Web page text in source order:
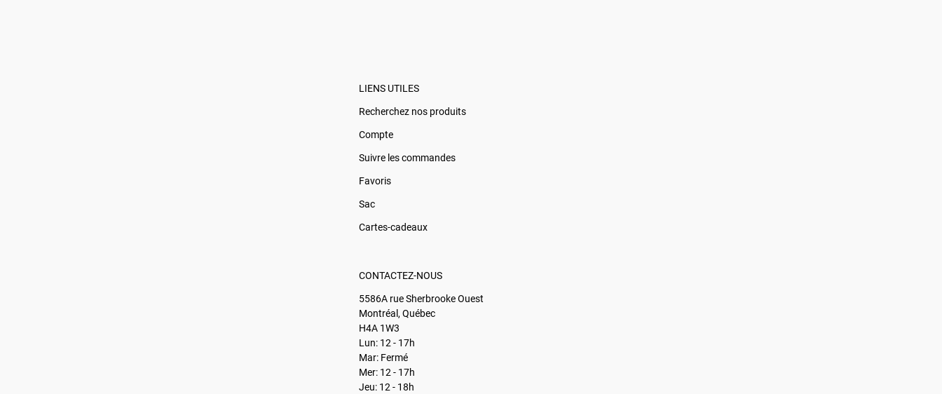
LIENS UTILES
Recherchez nos produits
Compte
Suivre les commandes
Favoris
Sac
Cartes-cadeaux
CONTACTEZ-NOUS
5586A rue Sherbrooke Ouest
Montréal, Québec
H4A 1W3
Lun: 12 - 17h
Mar: Fermé
Mer: 12 - 17h
Jeu: 12 - 18h